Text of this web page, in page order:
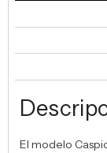
El modelo